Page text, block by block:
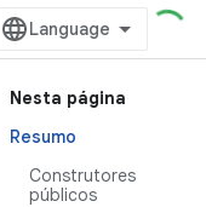
Nesta página
Resumo
Construtores
públicos